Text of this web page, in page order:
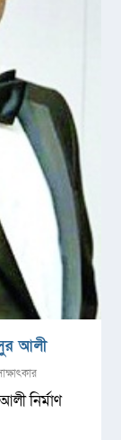
আলী
নির্মাণ